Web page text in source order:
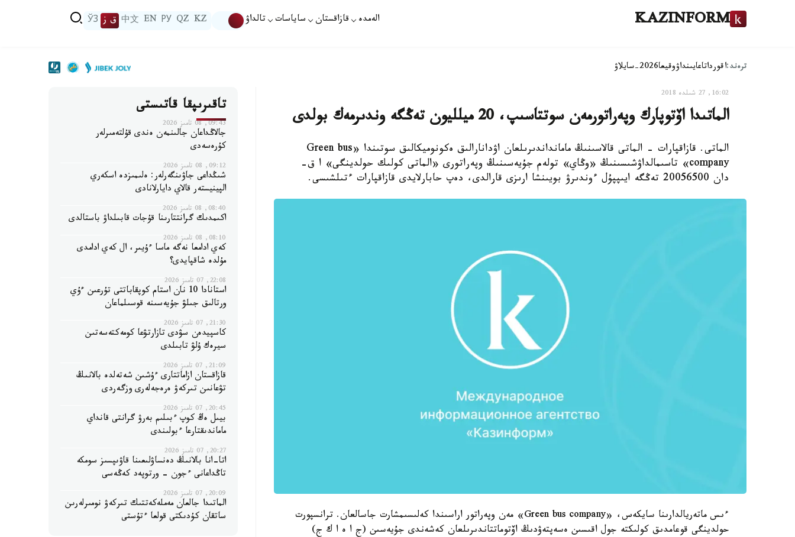
KAZINFORM الەمدە قازاقستان ساياسات تالداۋ KZ
QZ
РУ
EN
中文 ق ز ЎЗ
ترەند:اقورداتاعايىنداۋوقيعا2026-سايلاۋ
16:02, 27 شىلدە 2018
الماتىدا اۆتوپارك وپەراتورمەن سوتتاسىپ، 20 ميلليون تەڭگە وندىرمەك بولدى
الماتى. قازاقپارات - الماتى قالاسىنىڭ مامانداندىرىلعان اۋدانارالىق ەكونوميكالىق سوتىندا «Green bus
company» تاسىمالداۋشىسىنىڭ «وڭاي» تولەم جۇيەسىنىڭ وپەراتورى «الماتى كولىك حولدينگى» ا ق-
دان 20056500 تەڭگە ايىپپۇل ءوندىرۋ بويىنشا ارىزى قارالدى، دەپ حابارلايدى قازاقپارات ءتىلشىسى.
ءىس ماتەريالدارىنا سايكەس، «Green bus company» مەن وپەراتور اراسىندا كەلىسىمشارت جاسالعان. ترانسپورت
حولدينگى قوعامدىق كولىكتە جول اقىسىن ەسەپتەۋدىڭ اۆتوماتتاندىرىلعان كەشەندى جۇيەسىن (ج ا ە ا ك ج)
تاقىرىپقا قاتىستى
09:43, 08 تامىز 2026
جالاڭداعان جالىنمەن ەندى قۇلتەمىرلەر
كۇرەسەدى
09:12, 08 تامىز 2026
شىڭداعى جاۋىنگەرلەر: ەلىمىزدە اسكەري
الپينيستەر قالاي دايارلانادى
08:40, 08 تامىز 2026
اكىمدىك گرانتتارىنا قۇجات قابىلداۋ باستالدى
08:10, 08 تامىز 2026
كەي ادامعا نەگە ماسا ءۇيىر، ال كەي ادامدى
مۇلدە شاقپايدى؟
22:08, 07 تامىز 2026
استانادا 10 نان استام كوپقاباتتى تۇرعىن ءۇي
ورتالىق جىلۋ جۇيەسىنە قوسىلماعان
21:30, 07 تامىز 2026
كاسپيدەن سۋدى تازارتۋعا كومەكتەسەتىن
سيرەك ۇلۋ تابىلدى
21:09, 07 تامىز 2026
قازاقستان ازاماتتارى ءۇشىن شەتەلدە بالانىڭ
تۋعانىن تىركەۋ ەرەجەلەرى وزگەردى
20:45, 07 تامىز 2026
بيىل ەڭ كوپ ءبىلىم بەرۋ گرانتى قانداي
ماماندىقتارعا ءبولىندى
20:27, 07 تامىز 2026
اتا-انا بالانىڭ دەنساۋلىعىنا قاۋىپسىز سومكە
تاڭداعانى ءجون - ورتوپەد كەڭەسى
20:09, 07 تامىز 2026
الماتىدا جالعان مەملەكەتتىك تىركەۋ نومىرلەرىن
ساتقان كۇدىكتى قولعا ءتۇستى